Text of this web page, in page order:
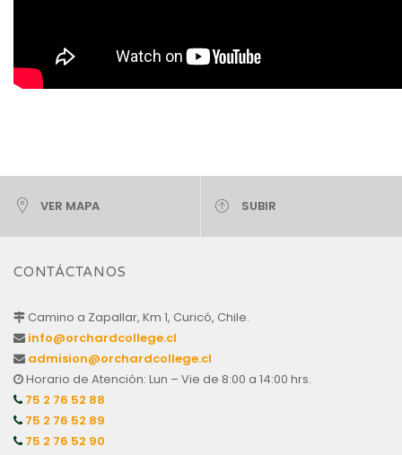
VER MAPA SUBIR
CONTÁCTANOS
Camino a Zapallar, Km 1, Curicó, Chile.
info@orchardcollege.cl
admision@orchardcollege.cl
Horario de Atención: Lun – Vie de 8:00 a 14:00 hrs.
75 2 76 52 88
75 2 76 52 89
75 2 76 52 90